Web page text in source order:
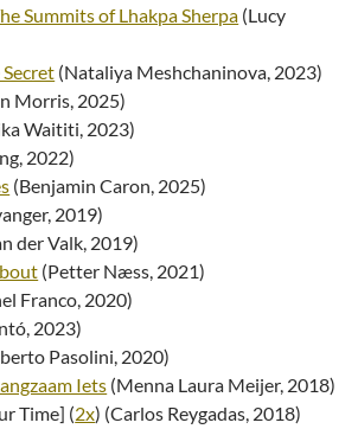
Summits of Lhakpa Sherpa (Lucy
(Nataliya Meshchaninova, 2023)
Morris, 2025)
Waititi, 2023)
2022)
(Benjamin Caron, 2025)
2019)
der Valk, 2019)
(Petter Næss, 2021)
Franco, 2020)
2023)
Pasolini, 2020)
Iets (Menna Laura Meijer, 2018)
Time] (2x) (Carlos Reygadas, 2018)